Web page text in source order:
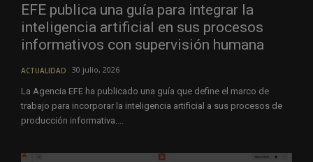
EFE publica una guía para integrar la
inteligencia artificial en sus procesos
informativos con supervisión humana
ACTUALIDAD 30 julio, 2026
La Agencia EFE ha publicado una guía que define el marco de
trabajo para incorporar la inteligencia artificial a sus procesos de
producción informativa....